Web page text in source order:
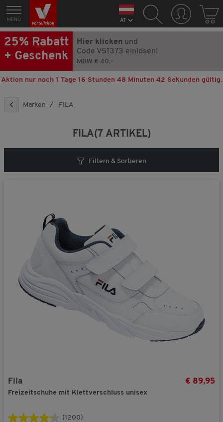
MENÜ AT
25% Rabatt
+ Geschenk
Hier klicken und
Code V51373 einlösen!
MBW € 40,-
Aktion nur noch1 Tage 16 Stunden 48 Minuten 41 Sekundengültig.
Marken FILA
FILA(7 ARTIKEL)
Filtern & Sortieren
Fila
Freizeitschuhe mit Klettverschluss unisex
€ 89,95
(1200)